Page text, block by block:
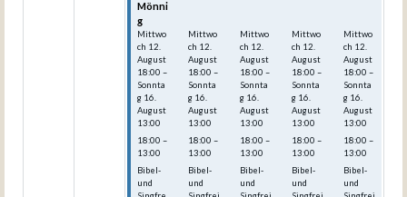
Mönni
g
Mittwo
ch 12.
August
18:00 –
Sonnta
g 16.
August
13:00
18:00 –
13:00
Bibel-
und
Mittwo
ch 12.
August
18:00 –
Sonnta
g 16.
August
13:00
18:00 –
13:00
Bibel-
und
Mittwo
ch 12.
August
18:00 –
Sonnta
g 16.
August
13:00
18:00 –
13:00
Bibel-
und
Mittwo
ch 12.
August
18:00 –
Sonnta
g 16.
August
13:00
18:00 –
13:00
Bibel-
und
Mittwo
ch 12.
August
18:00 –
Sonnta
g 16.
August
13:00
18:00 –
13:00
Bibel-
und